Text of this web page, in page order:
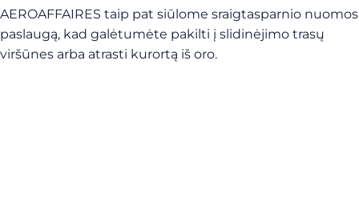
AEROAFFAIRES taip pat siūlome sraigtasparnio nuomos
paslaugą, kad galėtumėte pakilti į slidinėjimo trasų
viršūnes arba atrasti kurortą iš oro.